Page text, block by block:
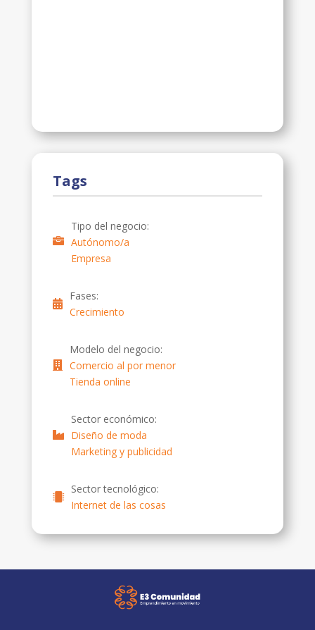
Tags
Tipo del negocio:
Autónomo/a
Empresa
Fases:
Crecimiento
Modelo del negocio:
Comercio al por menor
Tienda online
Sector económico:
Diseño de moda
Marketing y publicidad
Sector tecnológico:
Internet de las cosas